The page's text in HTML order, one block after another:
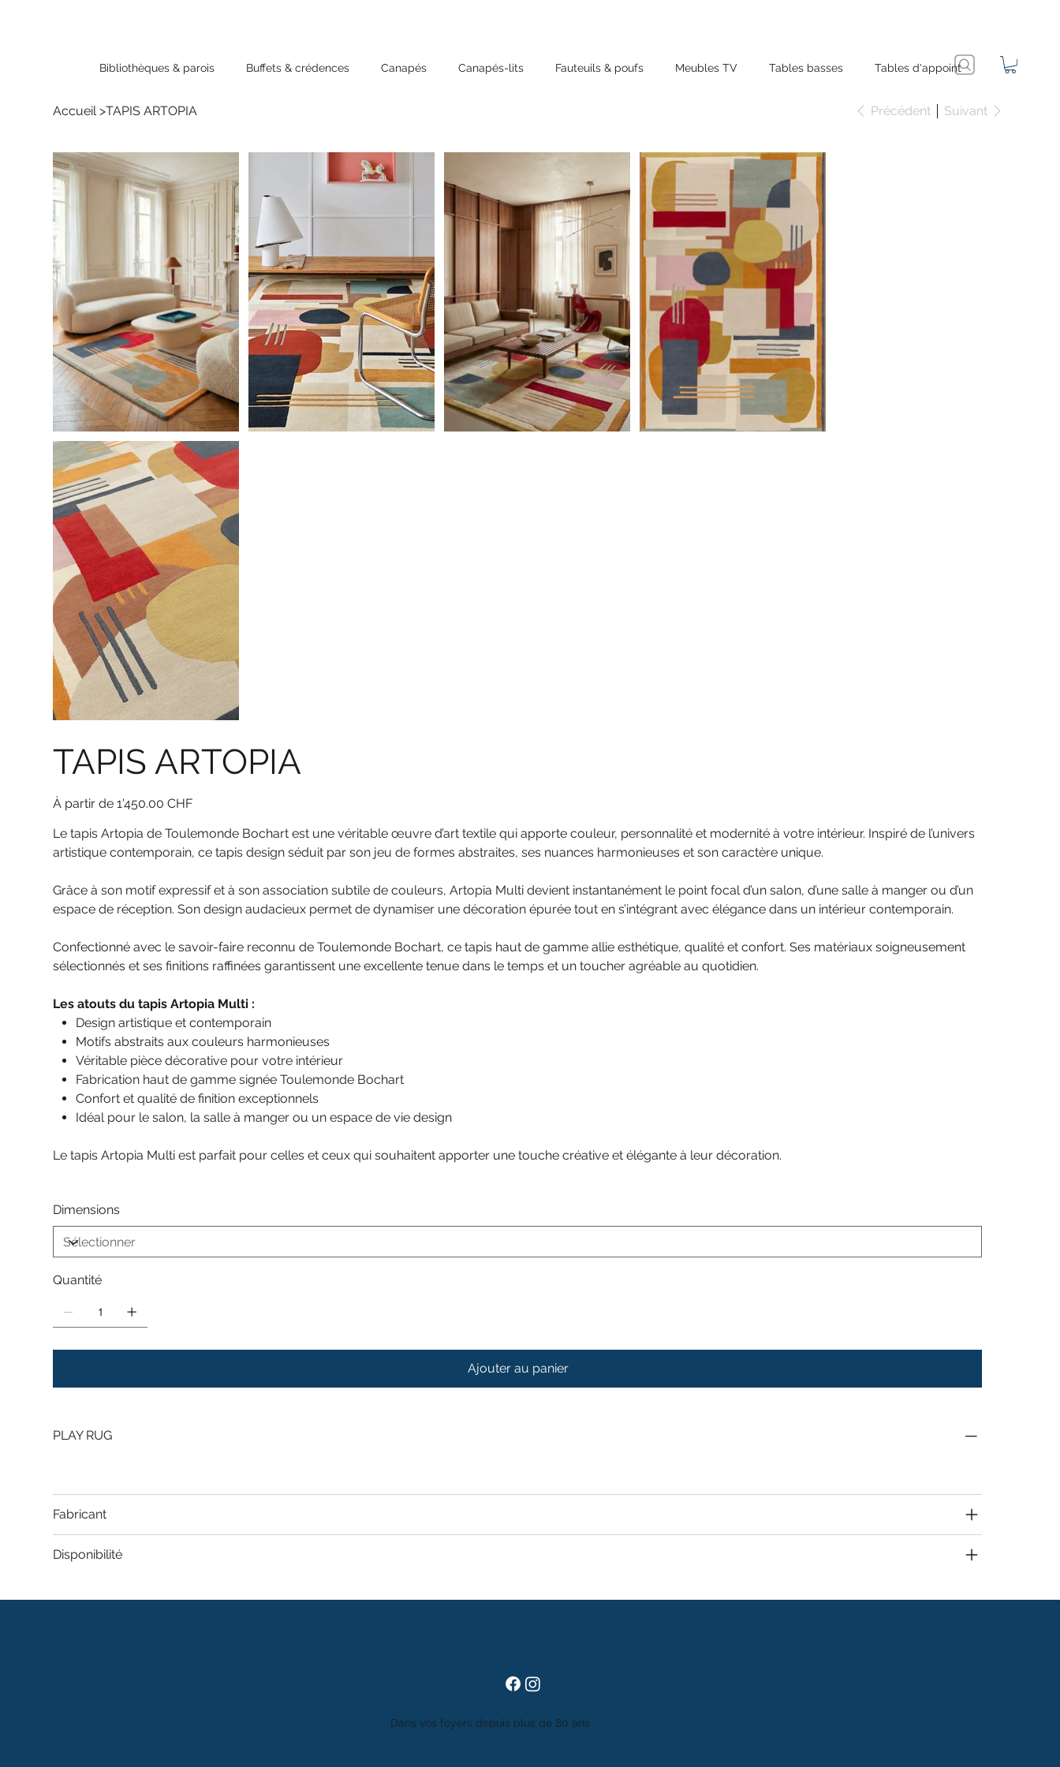
Bibliothèques & parois Buffets & crédences Canapés Canapés-lits Fauteuils & poufs Meubles TV Tables basses Tables d'appoint
Accueil >TAPIS ARTOPIA Précédent Suivant
TAPIS ARTOPIA
Prix
1'450.00 CHF
Le tapis Artopia de Toulemonde Bochart est une véritable œuvre d’art textile qui apporte couleur, personnalité et modernité à votre intérieur. Inspiré de l’univers
artistique contemporain, ce tapis design séduit par son jeu de formes abstraites, ses nuances harmonieuses et son caractère unique.
Grâce à son motif expressif et à son association subtile de couleurs, Artopia Multi devient instantanément le point focal d’un salon, d’une salle à manger ou d’un
espace de réception. Son design audacieux permet de dynamiser une décoration épurée tout en s’intégrant avec élégance dans un intérieur contemporain.
Confectionné avec le savoir-faire reconnu de Toulemonde Bochart, ce tapis haut de gamme allie esthétique, qualité et confort. Ses matériaux soigneusement
sélectionnés et ses finitions raffinées garantissent une excellente tenue dans le temps et un toucher agréable au quotidien.
Les atouts du tapis Artopia Multi :
Design artistique et contemporain
Motifs abstraits aux couleurs harmonieuses
Véritable pièce décorative pour votre intérieur
Fabrication haut de gamme signée Toulemonde Bochart
Confort et qualité de finition exceptionnels
Idéal pour le salon, la salle à manger ou un espace de vie design
Le tapis Artopia Multi est parfait pour celles et ceux qui souhaitent apporter une touche créative et élégante à leur décoration.
Dimensions
Quantité
Ajouter au panier
PLAY RUG
Fabricant
Disponibilité
Dans vos foyers depuis plus de 80 ans